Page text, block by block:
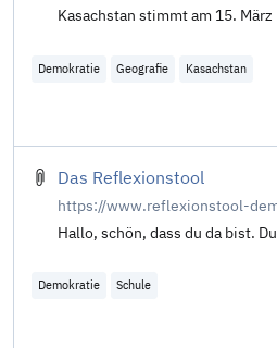
Ka­sa­chstan stimmt am 15.
Demokratie Geografie Kasachstan
Das Reflexionstool
https://www.reflexionstool-
Hallo, schön, dass du da bist.
Demokratie Schule